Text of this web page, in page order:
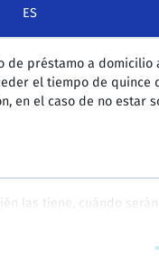
ES
de préstamo a
el tiempo de quince
en el caso de no estar
las tiene, cuándo